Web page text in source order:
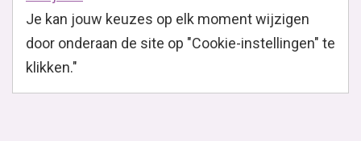
Je kan jouw keuzes op elk moment wijzigen
door onderaan de site op "Cookie-instellingen" te
klikken."